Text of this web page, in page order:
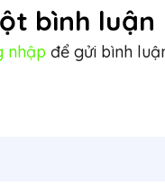
bình luận
nhập để gửi bình